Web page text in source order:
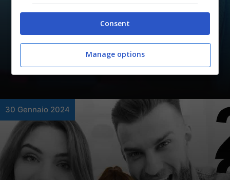
Epic Games, nuovo regalo
per gli utenti PC: il gioco di
questa settimana vi farà
impazzire
30 Gennaio 2024
Consent
Manage options